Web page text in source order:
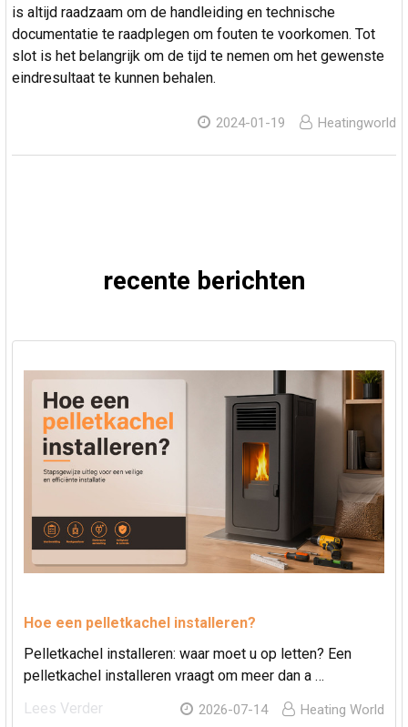
is altijd raadzaam om de handleiding en technische
documentatie te raadplegen om fouten te voorkomen. Tot
slot is het belangrijk om de tijd te nemen om het gewenste
eindresultaat te kunnen behalen.
2024-01-19 Heatingworld
recente berichten
Hoe een pelletkachel installeren?
Pelletkachel installeren: waar moet u op letten? Een
pelletkachel installeren vraagt om meer dan a …
Lees Verder
2026-07-14 Heating World